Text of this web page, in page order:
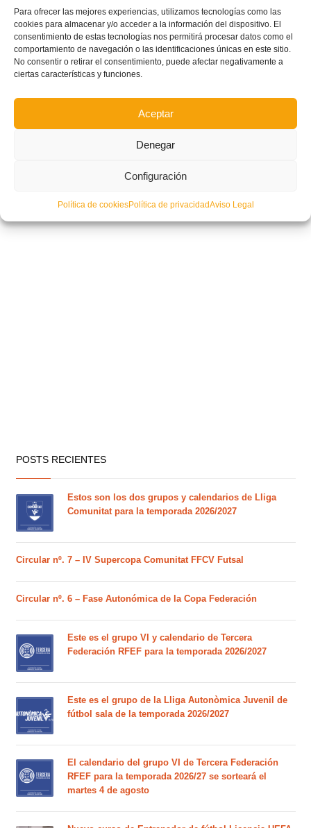
Para ofrecer las mejores experiencias, utilizamos tecnologías como las
cookies para almacenar y/o acceder a la información del dispositivo. El
consentimiento de estas tecnologías nos permitirá procesar datos como el
comportamiento de navegación o las identificaciones únicas en este sitio.
No consentir o retirar el consentimiento, puede afectar negativamente a
ciertas características y funciones.
Aceptar
Denegar
Configuración
Política de cookiesPolítica de privacidadAviso Legal
Nuevo horario de atención al público
POSTS RECIENTES
Estos son los dos grupos y calendarios de Lliga
Comunitat para la temporada 2026/2027
Circular nº. 7 – IV Supercopa Comunitat FFCV Futsal
Circular nº. 6 – Fase Autonómica de la Copa Federación
Este es el grupo VI y calendario de Tercera
Federación RFEF para la temporada 2026/2027
Este es el grupo de la Lliga Autonòmica Juvenil de
fútbol sala de la temporada 2026/2027
El calendario del grupo VI de Tercera Federación
RFEF para la temporada 2026/27 se sorteará el
martes 4 de agosto